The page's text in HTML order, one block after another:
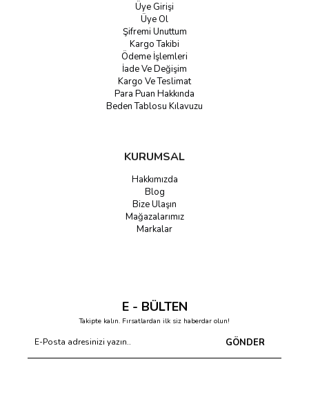
Üye Girişi
Üye Ol
Şifremi Unuttum
Kargo Takibi
Ödeme İşlemleri
İade Ve Değişim
Kargo Ve Teslimat
Para Puan Hakkında
Beden Tablosu Kılavuzu
KURUMSAL
Hakkımızda
Blog
Bize Ulaşın
Mağazalarımız
Markalar
E - BÜLTEN
Takipte kalın. Fırsatlardan ilk siz haberdar olun!
GÖNDER